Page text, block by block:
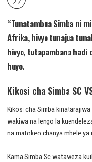
“Tunatambua Simba ni
Afrika, hivyo tunajua
hivyo, tutapambana hadi
huyo.
Kikosi cha Simba SC
Kikosi cha Simba
wakiwa na lengo la
na matokeo chanya mbele ya
Kama Simba Sc wataweza